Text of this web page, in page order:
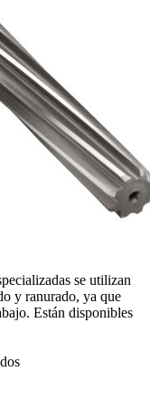
se utilizan
y ranurado, ya que
Están disponibles